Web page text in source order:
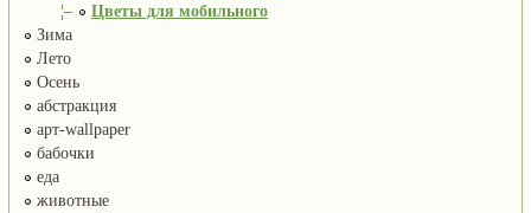
¦–
Цветы для мобильного
Зима
Лето
Осень
абстракция
арт-wallpaper
бабочки
еда
животные